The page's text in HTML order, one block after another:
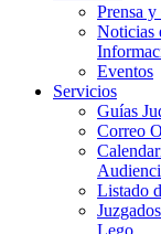
Prensa
Noticias
Eventos
Servicios
Guías
Correo
Listado
Lego